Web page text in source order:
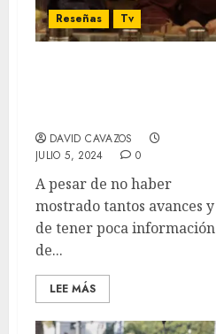
Reseñas Tv
DAVID CAVAZOS
JULIO 5, 2024
0
A pesar de no haber
mostrado tantos avances y
de tener poca información
de...
LEE MÁS